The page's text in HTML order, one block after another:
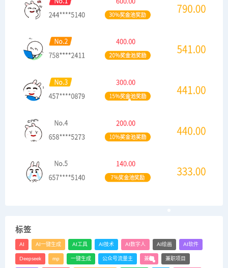
标签
AI AI一键生成 AI工具 AI技术 AI数字人 AI绘画 AI软件
Deepseek mp 一键生成 公众号流量主 兼职 兼职项目